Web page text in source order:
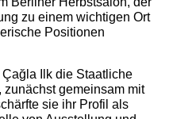
zu einem wichtigen Ort
Positionen
Ilk die Staatliche
gemeinsam mit
sie ihr Profil als